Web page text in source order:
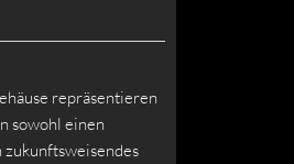
repräsentieren
sowohl einen